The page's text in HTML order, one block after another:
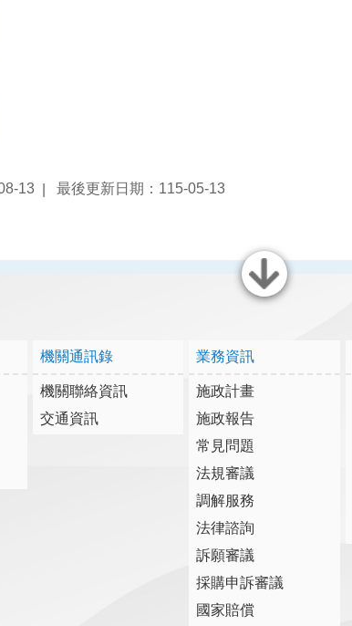
13 最後更新日期：115-05-13
關閉
機關通訊錄
機關聯絡資訊
交通資訊
業務資訊
施政計畫
施政報告
常見問題
法規審議
調解服務
法律諮詢
訴願審議
採購申訴審議
國家賠償